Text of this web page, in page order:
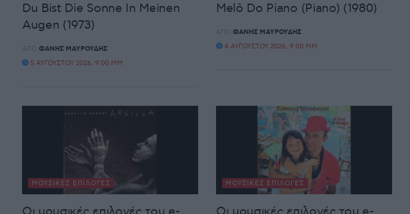
Du Bist Die Sonne In Meinen
Augen (1973)
ΑΠΌ ΦΆΝΗΣ ΜΑΥΡΟΥΔΉΣ
5 ΑΥΓΟΎΣΤΟΥ 2026, 9:00 ΜΜ
Melô Do Piano (Piano) (1980)
ΑΠΌ ΦΆΝΗΣ ΜΑΥΡΟΥΔΉΣ
4 ΑΥΓΟΎΣΤΟΥ 2026, 9:00 ΜΜ
ΜΟΥΣΙΚΈΣ ΕΠΙΛΟΓΈΣ ΜΟΥΣΙΚΈΣ ΕΠΙΛΟΓΈΣ